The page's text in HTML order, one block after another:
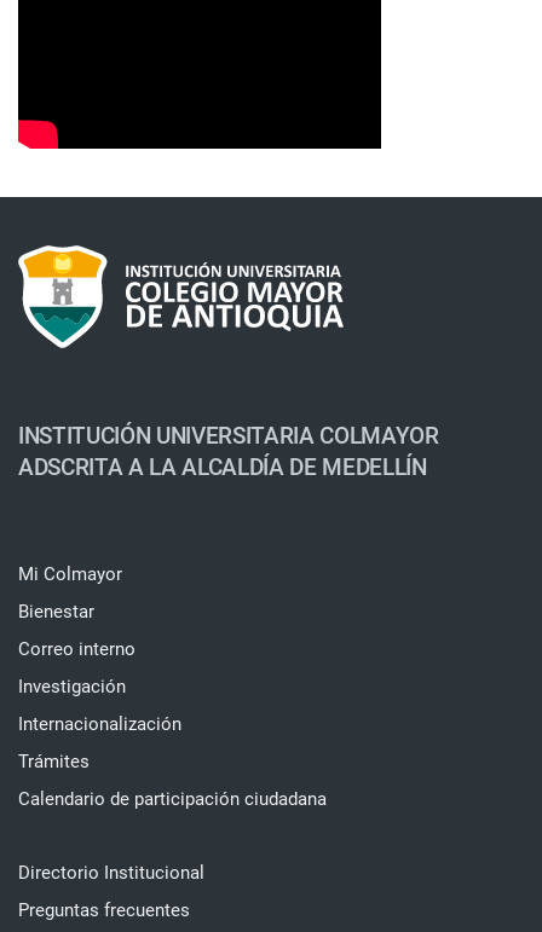
INSTITUCIÓN UNIVERSITARIA COLMAYOR
ADSCRITA A LA ALCALDÍA DE MEDELLÍN
Mi Colmayor
Bienestar
Correo interno
Investigación
Internacionalización
Trámites
Calendario de participación ciudadana
Directorio Institucional
Preguntas frecuentes